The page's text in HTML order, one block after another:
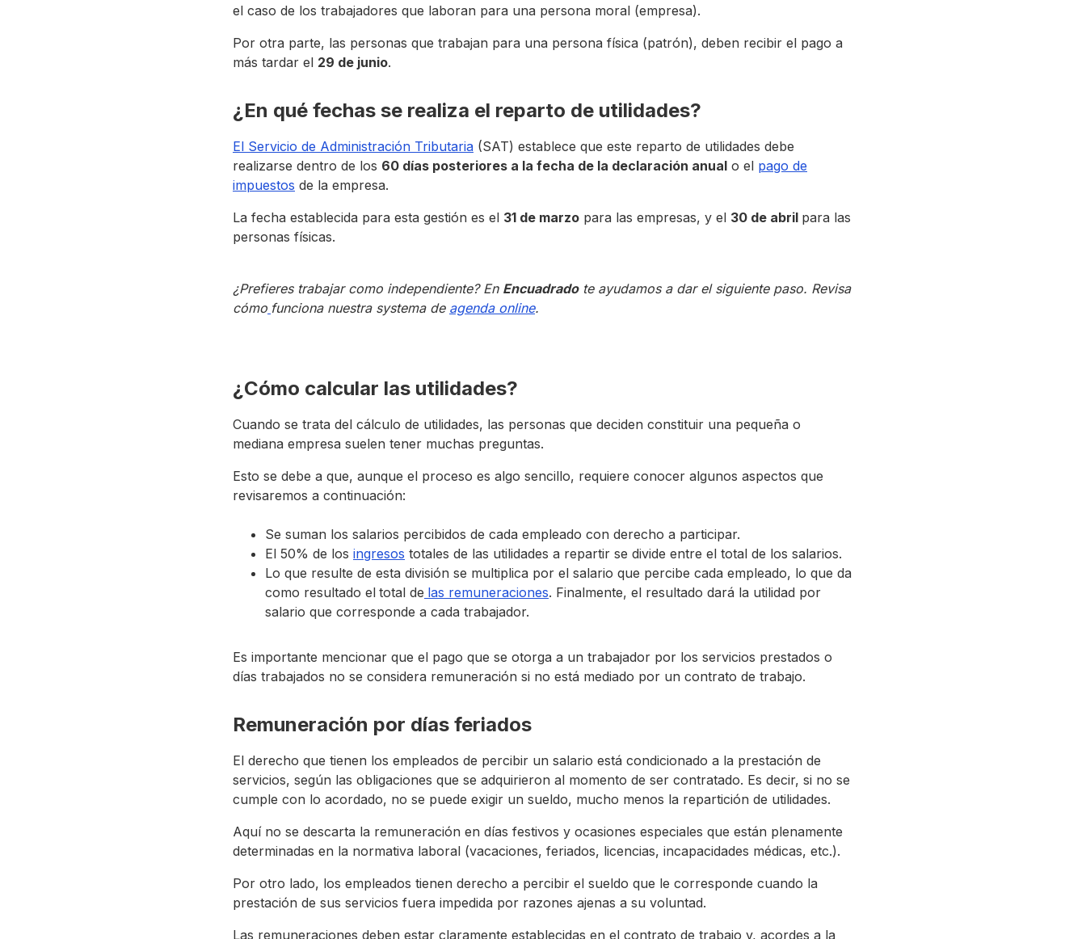
el caso de los trabajadores que laboran para una persona moral (empresa).
Por otra parte, las personas que trabajan para una persona física (patrón), deben recibir el pago a
más tardar el 29 de junio.
¿En qué fechas se realiza el reparto de utilidades?
El Servicio de Administración Tributaria (SAT) establece que este reparto de utilidades debe
realizarse dentro de los 60 días posteriores a la fecha de la declaración anual o el pago de
impuestos de la empresa.
La fecha establecida para esta gestión es el 31 de marzo para las empresas, y el 30 de abril para las
personas físicas.
¿Prefieres trabajar como independiente? En Encuadradote ayudamos a dar el siguiente paso. Revisa
cómo funciona nuestra systema de agenda online.
¿Cómo calcular las utilidades?
Cuando se trata del cálculo de utilidades, las personas que deciden constituir una pequeña o
mediana empresa suelen tener muchas preguntas.
Esto se debe a que, aunque el proceso es algo sencillo, requiere conocer algunos aspectos que
revisaremos a continuación:
Se suman los salarios percibidos de cada empleado con derecho a participar.
El 50% de los ingresos totales de las utilidades a repartir se divide entre el total de los salarios.
Lo que resulte de esta división se multiplica por el salario que percibe cada empleado, lo que da
como resultado el total de las remuneraciones. Finalmente, el resultado dará la utilidad por
salario que corresponde a cada trabajador.
Es importante mencionar que el pago que se otorga a un trabajador por los servicios prestados o
días trabajados no se considera remuneración si no está mediado por un contrato de trabajo.
Remuneración por días feriados
El derecho que tienen los empleados de percibir un salario está condicionado a la prestación de
servicios, según las obligaciones que se adquirieron al momento de ser contratado. Es decir, si no se
cumple con lo acordado, no se puede exigir un sueldo, mucho menos la repartición de utilidades.
Aquí no se descarta la remuneración en días festivos y ocasiones especiales que están plenamente
determinadas en la normativa laboral (vacaciones, feriados, licencias, incapacidades médicas, etc.).
Por otro lado, los empleados tienen derecho a percibir el sueldo que le corresponde cuando la
prestación de sus servicios fuera impedida por razones ajenas a su voluntad.
Las remuneraciones deben estar claramente establecidas en el contrato de trabajo y, acordes a la